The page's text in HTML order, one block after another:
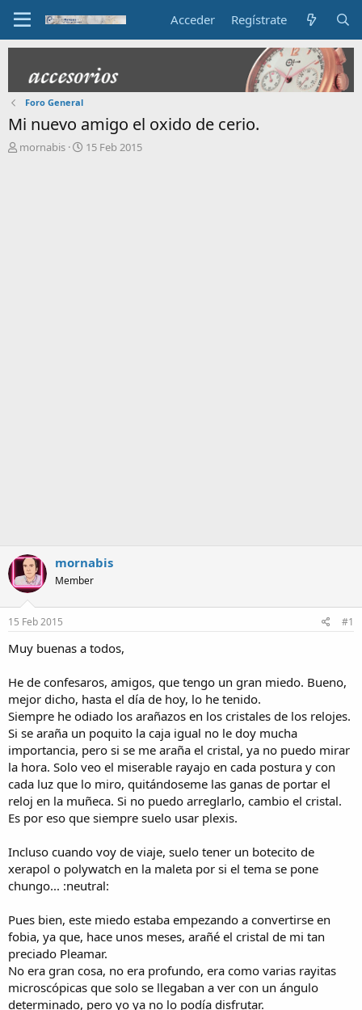
Acceder Regístrate
Foro General
Mi nuevo amigo el oxido de cerio.
Imornabis
F15 Feb 2015
mornabis
Member
15 Feb 2015 #1
Muy buenas a todos,
He de confesaros, amigos, que tengo un gran miedo. Bueno,
mejor dicho, hasta el día de hoy, lo he tenido.
Siempre he odiado los arañazos en los cristales de los relojes.
Si se araña un poquito la caja igual no le doy mucha
importancia, pero si se me araña el cristal, ya no puedo mirar
la hora. Solo veo el miserable rayajo en cada postura y con
cada luz que lo miro, quitándoseme las ganas de portar el
reloj en la muñeca. Si no puedo arreglarlo, cambio el cristal.
Es por eso que siempre suelo usar plexis.
Incluso cuando voy de viaje, suelo tener un botecito de
xerapol o polywatch en la maleta por si el tema se pone
chungo... :neutral:
Pues bien, este miedo estaba empezando a convertirse en
fobia, ya que, hace unos meses, arañé el cristal de mi tan
preciado Pleamar.
No era gran cosa, no era profundo, era como varias rayitas
microscópicas que solo se llegaban a ver con un ángulo
determinado, pero yo ya no lo podía disfrutar.